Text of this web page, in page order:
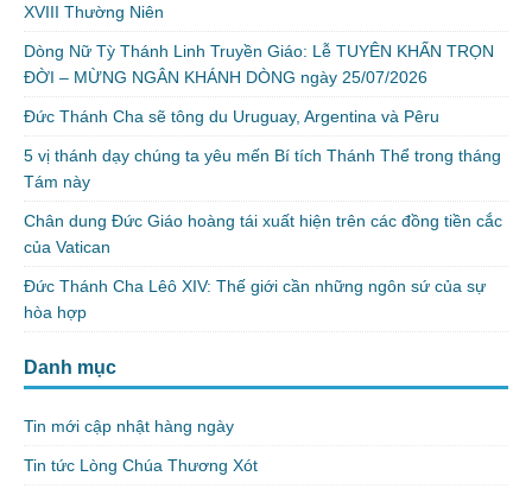
XVIII Thường Niên
Dòng Nữ Tỳ Thánh Linh Truyền Giáo: Lễ TUYÊN KHẤN TRỌN
ĐỜI – MỪNG NGÂN KHÁNH DÒNG ngày 25/07/2026
Đức Thánh Cha sẽ tông du Uruguay, Argentina và Pêru
5 vị thánh dạy chúng ta yêu mến Bí tích Thánh Thể trong tháng
Tám này
Chân dung Đức Giáo hoàng tái xuất hiện trên các đồng tiền cắc
của Vatican
Đức Thánh Cha Lêô XIV: Thế giới cần những ngôn sứ của sự
hòa hợp
Danh mục
Tin mới cập nhật hàng ngày
Tin tức Lòng Chúa Thương Xót